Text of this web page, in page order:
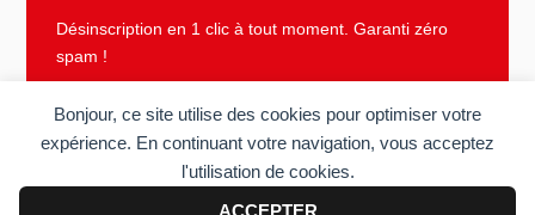
Bonjour, ce site utilise des cookies pour optimiser votre
expérience. En continuant votre navigation, vous acceptez
l'utilisation de cookies.
ACCEPTER
Désinscription en 1 clic à tout moment. Garanti zéro
spam !
Plan du site Mentions légales Vie privée